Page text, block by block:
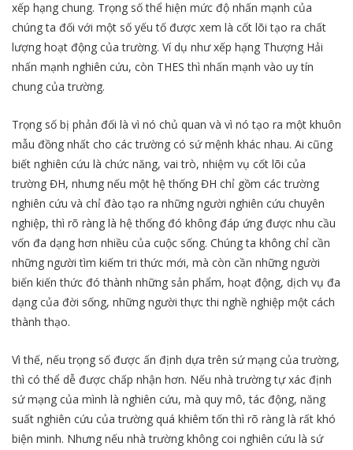
xếp hạng chung. Trọng số thể hiện mức độ nhấn mạnh của
chúng ta đối với một số yếu tố được xem là cốt lõi tạo ra chất
lượng hoạt động của trường. Ví dụ như xếp hạng Thượng Hải
nhấn mạnh nghiên cứu, còn THES thì nhấn mạnh vào uy tín
chung của trường.
Trọng số bị phản đối là vì nó chủ quan và vì nó tạo ra một khuôn
mẫu đồng nhất cho các trường có sứ mệnh khác nhau. Ai cũng
biết nghiên cứu là chức năng, vai trò, nhiệm vụ cốt lõi của
trường ĐH, nhưng nếu một hệ thống ĐH chỉ gồm các trường
nghiên cứu và chỉ đào tạo ra những người nghiên cứu chuyên
nghiệp, thì rõ ràng là hệ thống đó không đáp ứng được nhu cầu
vốn đa dạng hơn nhiều của cuộc sống. Chúng ta không chỉ cần
những người tìm kiếm tri thức mới, mà còn cần những người
biến kiến thức đó thành những sản phẩm, hoạt động, dịch vụ đa
dạng của đời sống, những người thực thi nghề nghiệp một cách
thành thạo.
Vì thế, nếu trọng số được ấn định dựa trên sứ mạng của trường,
thì có thể dễ được chấp nhận hơn. Nếu nhà trường tự xác định
sứ mạng của mình là nghiên cứu, mà quy mô, tác động, năng
suất nghiên cứu của trường quá khiêm tốn thì rõ ràng là rất khó
biện minh. Nhưng nếu nhà trường không coi nghiên cứu là sứ